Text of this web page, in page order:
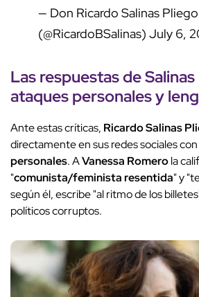
— Don Ricardo Salinas Pliego
(@RicardoBSalinas) July 6,
Las respuestas de
ataques personales y
Ante estas críticas, Ricardo Salinas
directamente en sus redes sociales con
personales. AVanessa Romerola
"comunista/feminista resentida" y
según él, escribe "al ritmo de los
políticos corruptos.